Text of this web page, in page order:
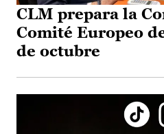
CLM prepara la
Comité Europeo
de octubre